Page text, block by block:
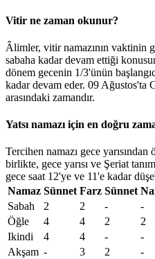
Vitir ne zaman okunur?
Âlimler, vitir namazının vaktinin
sabaha kadar devam ettiği
dönem gecenin 1/3'ünün
kadar devam eder. 09 Ağustos'ta
arasındaki zamandır.
Yatsı namazı için en doğru
Tercihen namazı gece
birlikte, gece yarısı ve Şeriat
gece saat 12'ye ve 11'e kadar
Namaz Sünnet Farz Sünnet
Sabah
2 2 - -
Öğle
4 4 2 2
Ikindi
4 4 - -
Akşam - 3 2 -